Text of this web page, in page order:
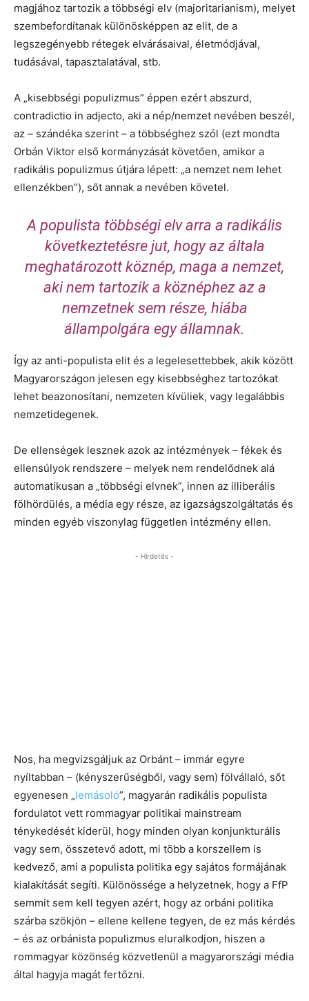
magjához tartozik a többségi elv (majoritarianism), melyet
szembefordítanak különösképpen az elit, de a
legszegényebb rétegek elvárásaival, életmódjával,
tudásával, tapasztalatával, stb.
A „kisebbségi populizmus” éppen ezért abszurd,
contradictio in adjecto, aki a nép/nemzet nevében beszél,
az – szándéka szerint – a többséghez szól (ezt mondta
Orbán Viktor első kormányzását követően, amikor a
radikális populizmus útjára lépett: „a nemzet nem lehet
ellenzékben”), sőt annak a nevében követel.
A populista többségi elv arra a radikális
következtetésre jut, hogy az általa
meghatározott köznép, maga a nemzet,
aki nem tartozik a köznéphez az a
nemzetnek sem része, hiába
állampolgára egy államnak.
Így az anti-populista elit és a legelesettebbek, akik között
Magyarországon jelesen egy kisebbséghez tartozókat
lehet beazonosítani, nemzeten kívüliek, vagy legalábbis
nemzetidegenek.
De ellenségek lesznek azok az intézmények – fékek és
ellensúlyok rendszere – melyek nem rendelődnek alá
automatikusan a „többségi elvnek”, innen az illiberális
fölhördülés, a média egy része, az igazságszolgáltatás és
minden egyéb viszonylag független intézmény ellen.
- Hirdetés -
Nos, ha megvizsgáljuk az Orbánt – immár egyre
nyíltabban – (kényszerűségből, vagy sem) fölvállaló, sőt
egyenesen „lemásoló”, magyarán radikális populista
fordulatot vett rommagyar politikai mainstream
ténykedését kiderül, hogy minden olyan konjunkturális
vagy sem, összetevő adott, mi több a korszellem is
kedvező, ami a populista politika egy sajátos formájának
kialakítását segíti. Különössége a helyzetnek, hogy a FfP
semmit sem kell tegyen azért, hogy az orbáni politika
szárba szökjön – ellene kellene tegyen, de ez más kérdés
– és az orbánista populizmus eluralkodjon, hiszen a
rommagyar közönség közvetlenül a magyarországi média
által hagyja magát fertőzni.